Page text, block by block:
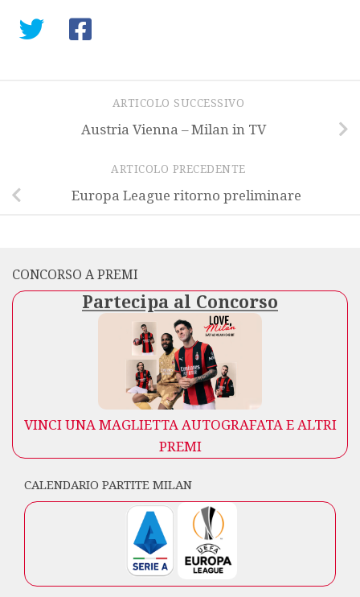
ARTICOLO SUCCESSIVO
Austria Vienna – Milan in TV
ARTICOLO PRECEDENTE
Europa League ritorno preliminare
CONCORSO A PREMI
Partecipa al Concorso
VINCI UNA MAGLIETTA AUTOGRAFATA E ALTRI
PREMI
CALENDARIO PARTITE MILAN